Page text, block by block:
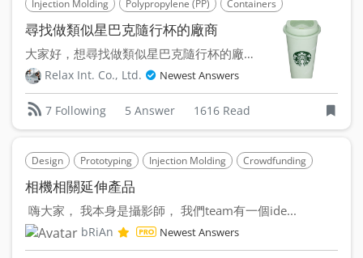
Injection Molding Polypropylene (PP) Containers
尋找做類似星巴克隨行杯的廠商
大家好，想尋找做類似星巴克隨行杯的廠商， 材質: PP ...
Relax Int. Co., Ltd. Newest Answers
7 Following 5 Answer 1616 Read
Design Prototyping Injection Molding Crowdfunding
相機相關延伸產品
嗨大家， 我本身是攝影師， 我們team有一個ide...
bRiAn Newest Answers